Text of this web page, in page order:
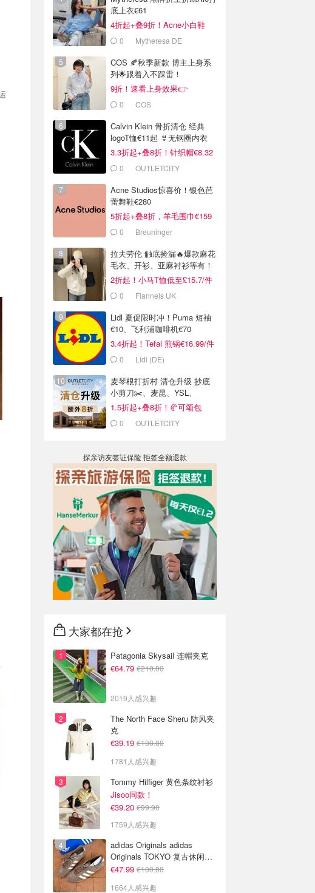
底上衣€61
4折起+叠9折！Acne小白鞋
€2640 Mytheresa DE
COS 🍂秋季新款 博主上身系
列🌟跟着入不踩雷！
9折！速看上身效果👉
0 COS
Calvin Klein 骨折清仓 经典
logoT恤€11起 👙无钢圈内衣
€9.6
3.3折起+叠8折！针织帽€8.32
0
OUTLETCITY
Acne Studios惊喜价！银色芭
蕾舞鞋€280
5折起+叠8折，羊毛围巾€159
0 Breuninger
拉夫劳伦 触底捡漏🔥爆款麻花
毛衣、开衫、亚麻衬衫等有！
2折起！小马T恤低至£15.7/件
0 Flannels UK
Lidl 夏促限时冲！Puma 短袖
€10、飞利浦咖啡机€70
3.4折起！Tefal 煎锅€16.99/件
0 Lidl (DE)
麦琴根打折村 清仓升级 抄底
小剪刀✂️、麦昆、YSL、
Barbour等
1.5折起+叠8折！🥐可颂包
€44.79
0
OUTLETCITY
探亲访友签证保险 拒签全额退款
大家都在抢
Patagonia Skysail 连帽夹克
€64.79 €210.00
2019人感兴趣
The North Face Sheru 防风夹
克
€39.19 €100.00
1781人感兴趣
Tommy Hilfiger 黄色条纹衬衫
Jisoo同款！
€39.20 €99.90
1759人感兴趣
adidas Originals adidas
Originals TOKYO 复古休闲鞋
深棕色
€47.99 €100.00
1664人感兴趣